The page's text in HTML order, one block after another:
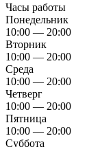
Часы работы
Понедельник
10:00 — 20:00
Вторник
10:00 — 20:00
Среда
10:00 — 20:00
Четверг
10:00 — 20:00
Пятница
10:00 — 20:00
Суббота